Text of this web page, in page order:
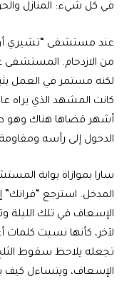
في كل شيء: المنازل
عند مستشفى “تشيري
من الازدحام. المستشفى
لكنه مستمر في العمل
كانت المشهد الذي يراه
أشهر قضاها هناك وهو
الدخول إلى رأسه
سارا بموازاة بوابة
المدخل. استرجع “فرانك”
الإسعاف في تلك الليلة
لآخر، كأنها نسيت كلمات
تجعله يلاحظ سقوط الثلج
الإسعاف، ويتساءل كيف